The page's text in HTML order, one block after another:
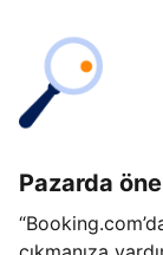
Pazarda öne